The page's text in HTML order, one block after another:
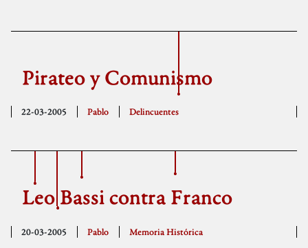
Pirateo y Comunismo
22-03-2005 Pablo Delincuentes
Leo Bassi contra Franco
20-03-2005 Pablo Memoria Histórica